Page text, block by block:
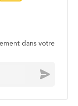
dans votre
Envoyer